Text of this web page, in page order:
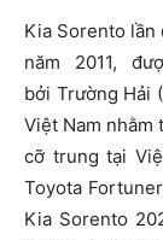
Kia Sorento lần
năm 2011,
bởi Trường Hải
Việt Nam nhằm
cỡ trung tại
Toyota
Kia Sorento